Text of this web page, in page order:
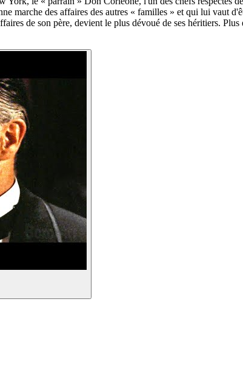
marche des affaires des autres « familles » et qui lui vaut
de son père, devient le plus dévoué de ses héritiers.